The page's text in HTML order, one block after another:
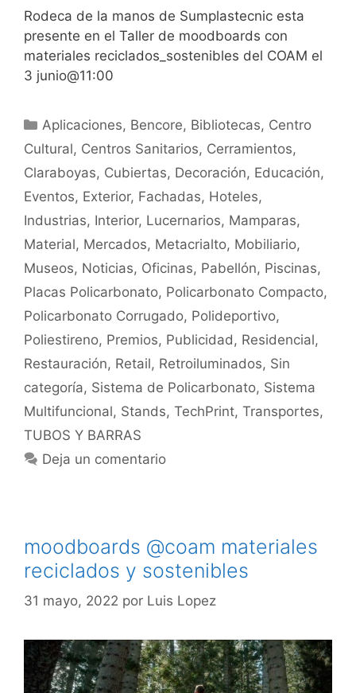
Rodeca de la manos de Sumplastecnic esta
presente en el Taller de moodboards con
materiales reciclados_sostenibles del COAM el
3 junio@11:00
Aplicaciones, Bencore, Bibliotecas, Centro
Cultural, Centros Sanitarios, Cerramientos,
Claraboyas, Cubiertas, Decoración, Educación,
Eventos, Exterior, Fachadas, Hoteles,
Industrias, Interior, Lucernarios, Mamparas,
Material, Mercados, Metacrialto, Mobiliario,
Museos, Noticias, Oficinas, Pabellón, Piscinas,
Placas Policarbonato, Policarbonato Compacto,
Policarbonato Corrugado, Polideportivo,
Poliestireno, Premios, Publicidad , Residencial,
Restauración, Retail, Retroiluminados, Sin
categoría, Sistema de Policarbonato, Sistema
Multifuncional, Stands, TechPrint, Transportes,
TUBOS Y BARRAS
Deja un comentario
moodboards @coam materiales
reciclados y sostenibles
31 mayo, 2022 por Luis Lopez